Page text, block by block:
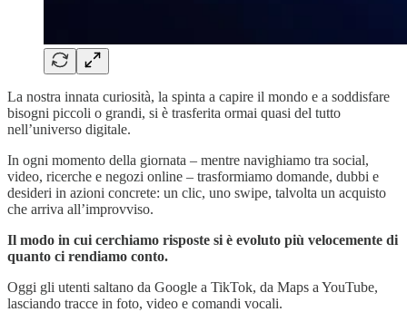
La nostra innata curiosità, la spinta a capire il mondo e a soddisfare
bisogni piccoli o grandi, si è trasferita ormai quasi del tutto
nell’universo digitale.
In ogni momento della giornata – mentre navighiamo tra social,
video, ricerche e negozi online – trasformiamo domande, dubbi e
desideri in azioni concrete: un clic, uno swipe, talvolta un acquisto
che arriva all’improvviso.
Il modo in cui cerchiamo risposte si è evoluto più velocemente di
quanto ci rendiamo conto.
Oggi gli utenti saltano da Google a TikTok, da Maps a YouTube,
lasciando tracce in foto, video e comandi vocali.